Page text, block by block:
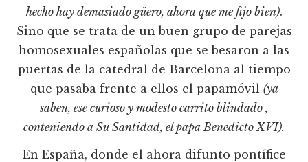
hecho hay demasiado güero, ahora que me fijo bien).
Sino que se trata de un buen grupo de parejas
homosexuales españolas que se besaron a las
puertas de la catedral de Barcelona al tiempo
que pasaba frente a ellos el papamóvil (ya
saben, ese curioso y modesto carrito blindado ,
conteniendo a Su Santidad, el papa Benedicto XVI).
En España, donde el ahora difunto pontífice